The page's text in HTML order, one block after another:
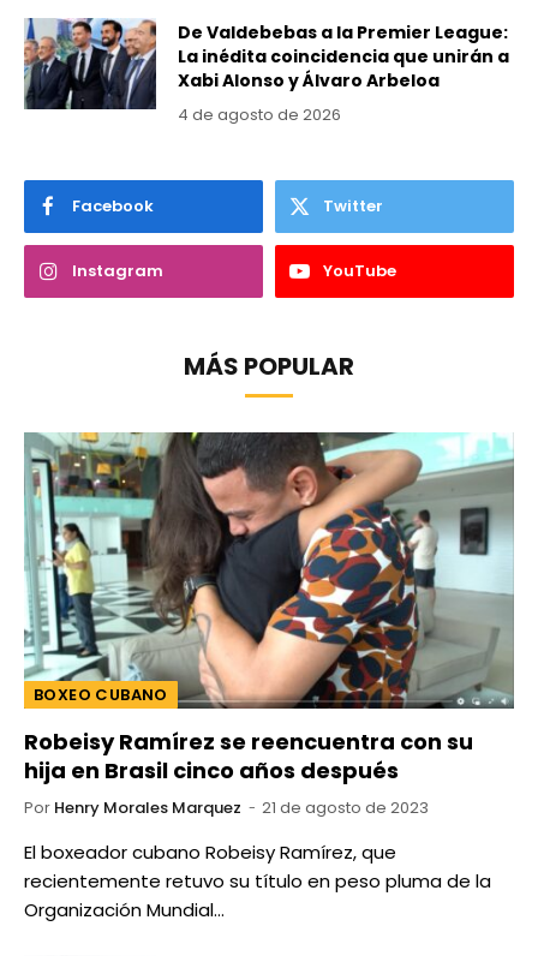
De Valdebebas a la Premier League:
La inédita coincidencia que unirán a
Xabi Alonso y Álvaro Arbeloa
4 de agosto de 2026
Facebook Twitter
Instagram YouTube
MÁS POPULAR
BOXEO CUBANO
Robeisy Ramírez se reencuentra con su
hija en Brasil cinco años después
Por Henry Morales Marquez 21 de agosto de 2023
El boxeador cubano Robeisy Ramírez, que
recientemente retuvo su título en peso pluma de la
Organización Mundial…